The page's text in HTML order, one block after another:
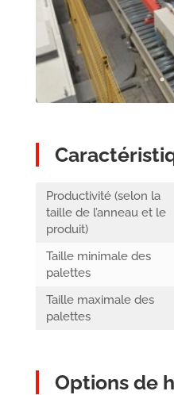
Productivité (selon la
taille de l’anneau et le
produit)
Taille minimale des
palettes
Taille maximale des
palettes
Options de